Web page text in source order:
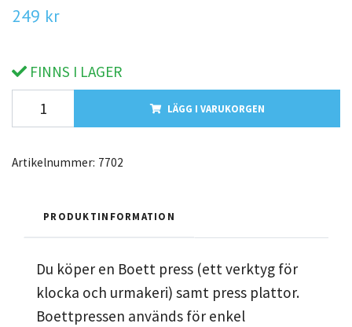
249 kr
FINNS I LAGER
LÄGG I VARUKORGEN
Artikelnummer: 7702
PRODUKTINFORMATION
Du köper en Boett press (ett verktyg för
klocka och urmakeri) samt press plattor.
Boettpressen används för enkel